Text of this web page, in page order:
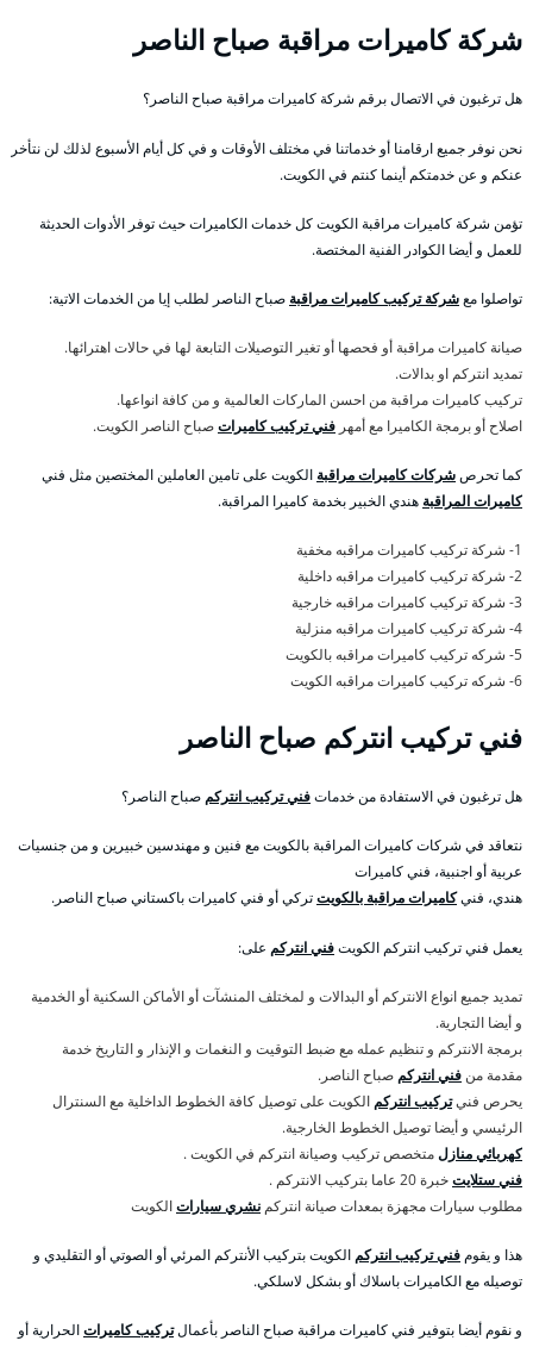
شركة كاميرات مراقبة صباح الناصر
هل ترغبون في الاتصال برقم شركة كاميرات مراقبة صباح الناصر؟
نحن نوفر جميع ارقامنا أو خدماتنا في مختلف الأوقات و في كل أيام الأسبوع لذلك لن نتأخر
عنكم و عن خدمتكم أينما كنتم في الكويت.
تؤمن شركة كاميرات مراقبة الكويت كل خدمات الكاميرات حيث توفر الأدوات الحديثة
للعمل و أيضا الكوادر الفنية المختصة.
تواصلوا معشركة تركيب كاميرات مراقبة صباح الناصر لطلب إيا من الخدمات الاتية:
صيانة كاميرات مراقبة أو فحصها أو تغير التوصيلات التابعة لها في حالات اهترائها.
تمديد انتركم او بدالات.
تركيب كاميرات مراقبة من احسن الماركات العالمية و من كافة انواعها.
اصلاح أو برمجة الكاميرا مع أمهر فني تركيب كاميراتصباح الناصر الكويت.
كما تحرصشركات كاميرات مراقبة الكويت على تامين العاملين المختصين مثل فني
كاميرات المراقبة هندي الخبير بخدمة كاميرا المراقبة.
1- شركة تركيب كاميرات مراقبه مخفية
2- شركة تركيب كاميرات مراقبه داخلية
3- شركة تركيب كاميرات مراقبه خارجية
4- شركة تركيب كاميرات مراقبه منزلية
5- شركه تركيب كاميرات مراقبه بالكويت
6- شركه تركيب كاميرات مراقبه الكويت
فني تركيب انتركم صباح الناصر
هل ترغبون في الاستفادة من خدماتفني تركيب انتركم صباح الناصر؟
نتعاقد في شركات كاميرات المراقبة بالكويت مع فنين و مهندسين خبيرين و من جنسيات
عربية أو اجنبية، فني كاميرات
هندي، فنيكاميرات مراقبة بالكويتتركي أو فني كاميرات باكستاني صباح الناصر.
يعمل فني تركيب انتركم الكويتفني انتركم على:
تمديد جميع انواع الانتركم أو البدالات و لمختلف المنشآت أو الأماكن السكنية أو الخدمية
و أيضا التجارية.
برمجة الانتركم و تنظيم عمله مع ضبط التوقيت و النغمات و الإنذار و التاريخ خدمة
مقدمة من فني انتركم صباح الناصر.
يحرص فنيتركيب انتركم الكويت على توصيل كافة الخطوط الداخلية مع السنترال
الرئيسي و أيضا توصيل الخطوط الخارجية.
كهربائي منازلمتخصص تركيب وصيانة انتركم في الكويت .
فني ستلايتخبرة 20 عاما بتركيب الانتركم .
مطلوب سيارات مجهزة بمعدات صيانة انتركم نشري سياراتالكويت
هذا و يقوم فني تركيب انتركم الكويت بتركيب الأنتركم المرئي أو الصوتي أو التقليدي و
توصيله مع الكاميرات باسلاك أو بشكل لاسلكي.
و نقوم أيضا بتوفير فني كاميرات مراقبة صباح الناصر بأعمالتركيب كاميراتالحرارية أو